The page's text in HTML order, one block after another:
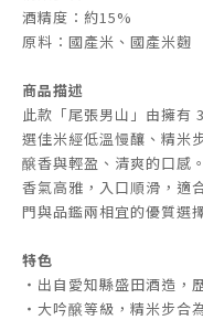
酒精度：約15%
原料：國產米、國產米麴
商品描述
此款「尾張男山」由擁有
選佳米經低溫慢釀、精米
醸香與輕盈、清爽的口感。
香氣高雅，入口順滑，適
門與品鑑兩相宜的優質選
特色
・出自愛知縣盛田酒造，
・大吟醸等級，精米步合